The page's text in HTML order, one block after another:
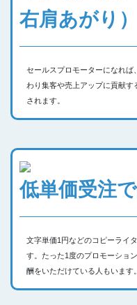
右肩あがり）
セールスプロモーターになれ
わり集客や売上アップに貢献
されます。
低単価受注
文字単価1円などのコピーライ
す。たった1度のプロモーショ
酬をいただけている人もいます。